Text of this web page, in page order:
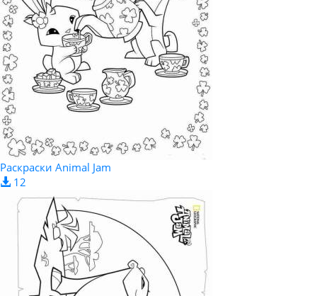
Раскраски Animal Jam
12